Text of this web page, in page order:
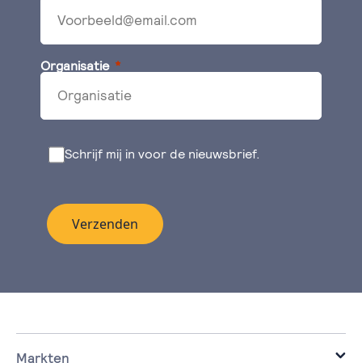
Organisatie
Schrijf mij in voor de nieuwsbrief.
Verzenden
Markten